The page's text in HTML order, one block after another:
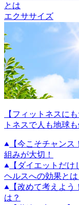
とは
エクササイズ
【フィットネスに
トネスで人も地球
【今こそチャン
組みが大切！
【ダイエットだ
ヘルスへの効果とは
【改めて考えよ
は？